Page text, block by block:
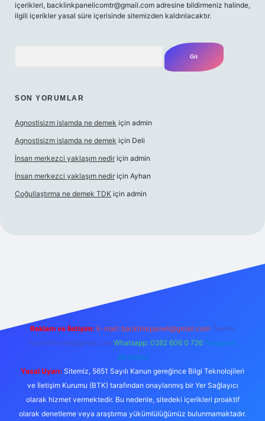
içerikleri, backlinkpanelicomtr@gmail.com adresine bildirmeniz halinde,
ilgili içerikler yasal süre içerisinde sitemizden kaldırılacaktır.
SON YORUMLAR
Agnostisizm islamda ne demek için admin
Agnostisizm islamda ne demek için Deli
İnsan merkezci yaklaşım nedir için admin
İnsan merkezci yaklaşım nedir için Ayhan
Çoğullaştırma ne demek TDK için admin
Reklam ve İletişim: E-mail: backlinkpaneli@gmail.com Teams:
forumhizmeti@gmail.com Whatsapp: 0262 606 0 726 Telegram:
@karabul
Yasal Uyarı: Sitemiz, 5651 Sayılı Kanun gereğince Bilgi Teknolojileri
ve İletişim Kurumu (BTK) tarafından onaylanmış bir Yer Sağlayıcı
olarak hizmet vermektedir. Bu nedenle, sitedeki içerikleri proaktif
olarak denetleme veya araştırma yükümlülüğümüz bulunmamaktadır.